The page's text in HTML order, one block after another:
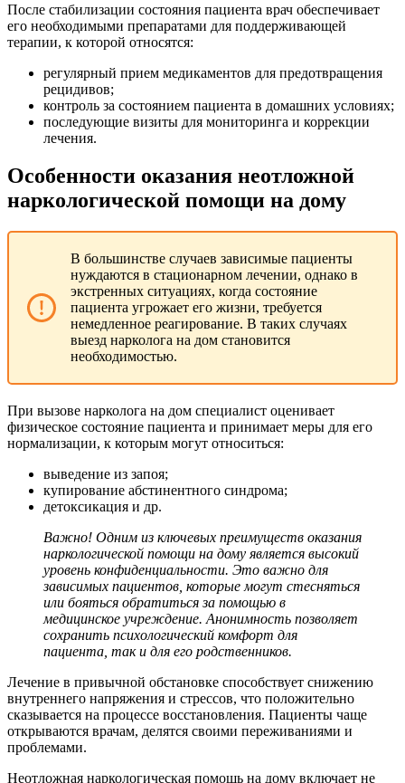
После стабилизации состояния пациента врач обеспечивает
его необходимыми препаратами для поддерживающей
терапии, к которой относятся:
регулярный прием медикаментов для предотвращения
рецидивов;
контроль за состоянием пациента в домашних условиях;
последующие визиты для мониторинга и коррекции
лечения.
Особенности оказания неотложной
наркологической помощи на дому
В большинстве случаев зависимые пациенты
нуждаются в стационарном лечении, однако в
экстренных ситуациях, когда состояние
пациента угрожает его жизни, требуется
немедленное реагирование. В таких случаях
выезд нарколога на дом становится
необходимостью.
При вызове нарколога на дом специалист оценивает
физическое состояние пациента и принимает меры для его
нормализации, к которым могут относиться:
выведение из запоя;
купирование абстинентного синдрома;
детоксикация и др.
Важно! Одним из ключевых преимуществ оказания
наркологической помощи на дому является высокий
уровень конфиденциальности. Это важно для
зависимых пациентов, которые могут стесняться
или бояться обратиться за помощью в
медицинское учреждение. Анонимность позволяет
сохранить психологический комфорт для
пациента, так и для его родственников.
Лечение в привычной обстановке способствует снижению
внутреннего напряжения и стрессов, что положительно
сказывается на процессе восстановления. Пациенты чаще
открываются врачам, делятся своими переживаниями и
проблемами.
Неотложная наркологическая помощь на дому включает не